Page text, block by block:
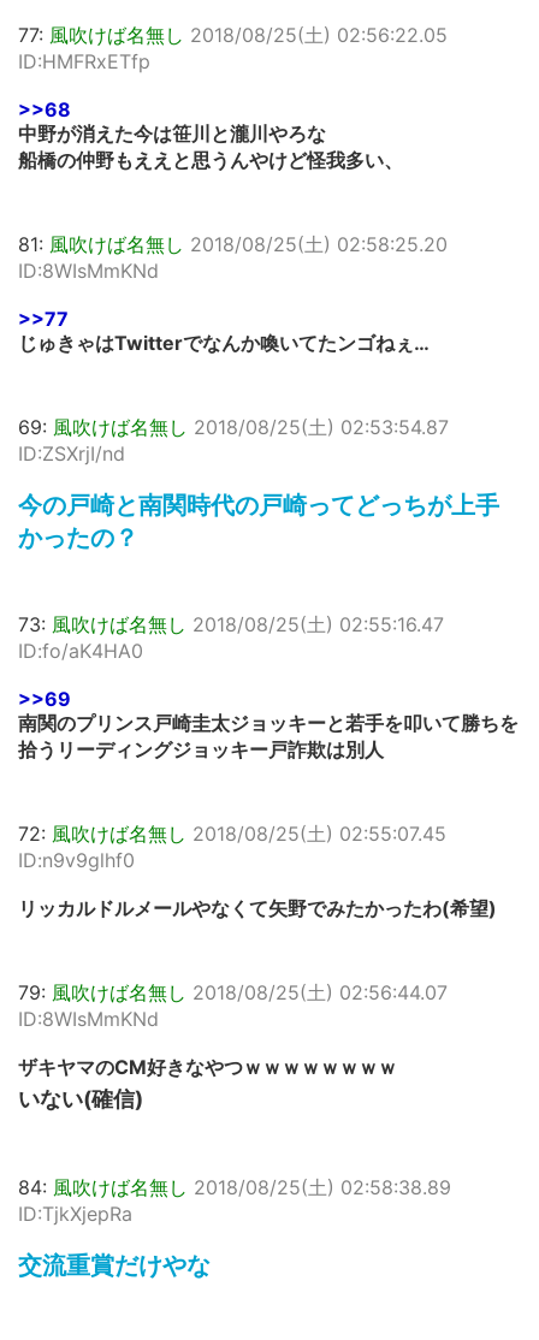
77: 風吹けば名無し 2018/08/25(土) 02:56:22.05
ID:HMFRxETfp
>>68
中野が消えた今は笹川と瀧川やろな
船橋の仲野もええと思うんやけど怪我多い、
81: 風吹けば名無し 2018/08/25(土) 02:58:25.20
ID:8WIsMmKNd
>>77
じゅきゃはTwitterでなんか喚いてたンゴねぇ…
69: 風吹けば名無し 2018/08/25(土) 02:53:54.87
ID:ZSXrjI/nd
今の戸崎と南関時代の戸崎ってどっちが上手
かったの？
73: 風吹けば名無し 2018/08/25(土) 02:55:16.47
ID:fo/aK4HA0
>>69
南関のプリンス戸崎圭太ジョッキーと若手を叩いて勝ちを
拾うリーディングジョッキー戸詐欺は別人
72: 風吹けば名無し 2018/08/25(土) 02:55:07.45
ID:n9v9glhf0
リッカルドルメールやなくて矢野でみたかったわ(希望)
79: 風吹けば名無し 2018/08/25(土) 02:56:44.07
ID:8WIsMmKNd
ザキヤマのCM好きなやつｗｗｗｗｗｗｗｗ
いない(確信)
84: 風吹けば名無し 2018/08/25(土) 02:58:38.89
ID:TjkXjepRa
交流重賞だけやな